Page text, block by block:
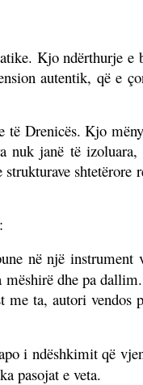
Kjo ndërthurje e
autentik, që e
të Drenicës. Kjo
nuk janë të
shtetërore
në një instrument
dhe pa
ta, autori vendos
i ndëshkimit që
pasojat e veta.